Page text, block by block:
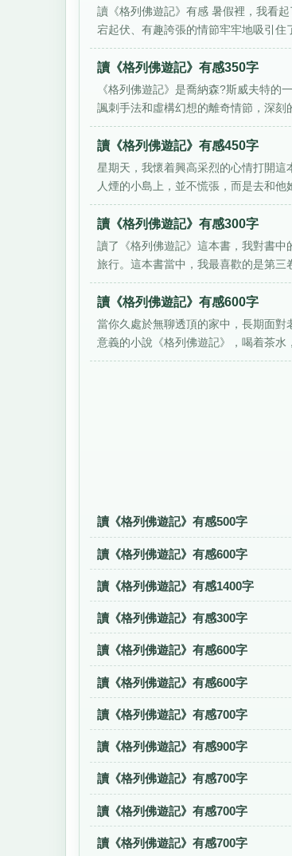
讀《格列佛遊記》有感 暑假裡，我看
宕起伏、有趣誇張的情節牢牢地吸引住
讀《格列佛遊記》有感350字
《格列佛遊記》是喬納森?斯威夫特
諷刺手法和虛構幻想的離奇情節，深刻
讀《格列佛遊記》有感450字
星期天，我懷着興高采烈的心情打開
人煙的小島上，並不慌張，而是去和他
讀《格列佛遊記》有感300字
讀了《格列佛遊記》這本書，我對書
旅行。這本書當中，我最喜歡的是第三
讀《格列佛遊記》有感600字
當你久處於無聊透頂的家中，長期面
意義的小說《格列佛遊記》，喝着茶水
讀《格列佛遊記》有感500字
讀《格列佛遊記》有感600字
讀《格列佛遊記》有感1400字
讀《格列佛遊記》有感300字
讀《格列佛遊記》有感600字
讀《格列佛遊記》有感600字
讀《格列佛遊記》有感700字
讀《格列佛遊記》有感900字
讀《格列佛遊記》有感700字
讀《格列佛遊記》有感700字
讀《格列佛遊記》有感700字